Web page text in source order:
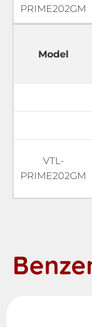
PRIME202GM
Model
VTL-
PRIME202GM